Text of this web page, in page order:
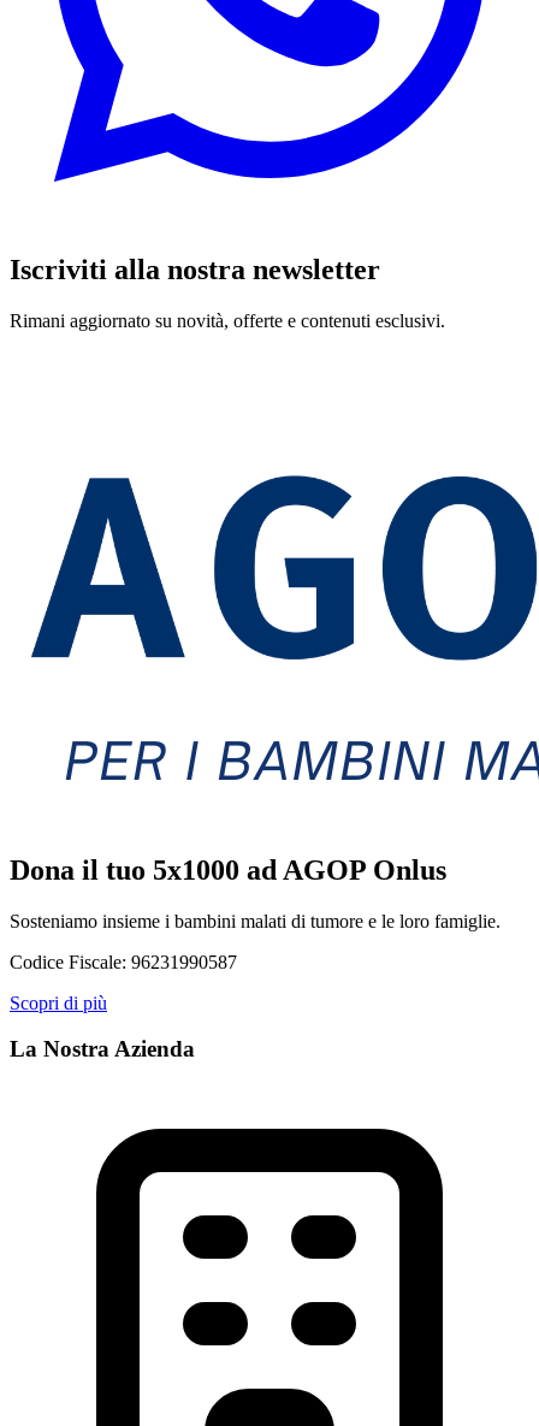
Iscriviti alla nostra newsletter
Rimani aggiornato su novità, offerte e contenuti esclusivi.
Dona il tuo 5x1000 ad AGOP Onlus
Sosteniamo insieme i bambini malati di tumore e le loro famiglie.
Codice Fiscale: 96231990587
Scopri di più
La Nostra Azienda